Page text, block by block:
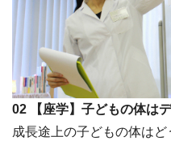
02 【座学】子どもの体は
成長途上の子どもの体は